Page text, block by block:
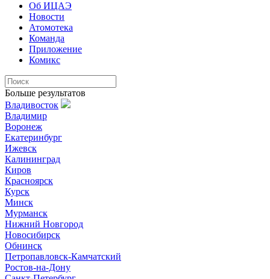
Об ИЦАЭ
Новости
Атомотека
Команда
Приложение
Комикс
Больше результатов
Владивосток
Владимир
Воронеж
Екатеринбург
Ижевск
Калининград
Киров
Красноярск
Курск
Минск
Мурманск
Нижний Новгород
Новосибирск
Обнинск
Петропавловск-Камчатский
Ростов-на-Дону